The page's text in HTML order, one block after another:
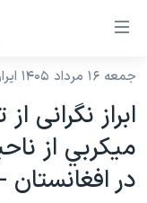
لینکهای
دسترسی
جهش
محتوای
اصلی
نسخه سبک
موضوع ها
برنامه های تلویزیونی
جمعه ۱۶ مرداد ۱۴۰۵ ایران ۲۰:۳۴
ابراز نگرانی
ميکربي از
در افغانستان - 2002-03-24